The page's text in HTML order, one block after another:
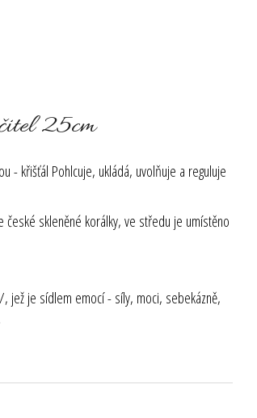
25cm
- křišťál Pohlcuje, ukládá, uvolňuje a reguluje
skleněné korálky, ve středu je umístěno
jež je sídlem emocí - síly, moci, sebekázně,